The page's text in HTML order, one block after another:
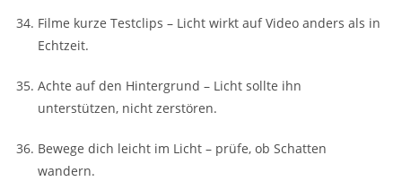
Filme kurze Testclips – Licht wirkt auf Video anders als in
Echtzeit.
Achte auf den Hintergrund – Licht sollte ihn
unterstützen, nicht zerstören.
Bewege dich leicht im Licht – prüfe, ob Schatten
wandern.